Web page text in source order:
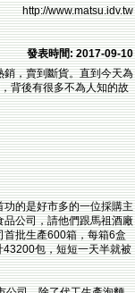
http://www.matsu.idv.tw
發表時間: 2017-09-10
，賣到斷貨。直到今天為
背後有很多不為人知的故
的是好市多的一位採購主
公司，請他們跟馬祖酒廠
首批生產600箱，每箱6盒
包，短短一天半就被